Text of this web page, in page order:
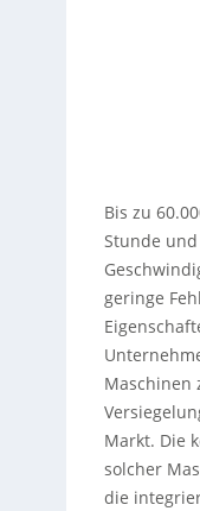
Bis zu
Stunde
geringe
Maschinen
Markt. Die
solcher
die